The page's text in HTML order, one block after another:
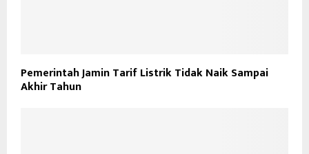
Pemerintah Jamin Tarif Listrik Tidak Naik Sampai
Akhir Tahun